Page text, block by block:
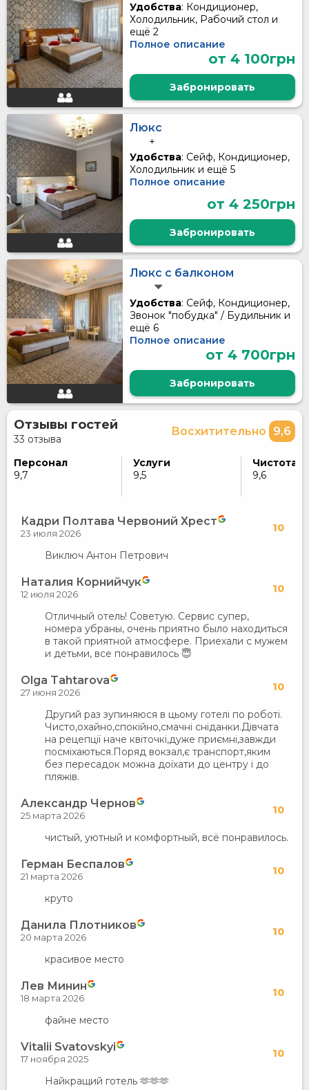
Удобства: Кондиционер,
Холодильник, Рабочий стол и
ещё 2
Полное описание
от 4 100грн
Забронировать
Люкс
+
Удобства: Сейф, Кондиционер,
Холодильник и ещё 5
Полное описание
от 4 250грн
Забронировать
Люкс c балконом
Удобства: Сейф, Кондиционер,
Звонок "побудка" / Будильник и
ещё 6
Полное описание
от 4 700грн
Забронировать
Отзывы гостей
33 отзыва
Восхитительно 9,6
Персонал
9,7
Услуги
9,5
Чистота
9,6
Кадри Полтава Червоний Хрест 10
23 июля 2026
Виключ Антон Петрович
Наталия Корнийчук 10
12 июля 2026
Отличный отель! Советую. Сервис супер,
номера убраны, очень приятно было находиться
в такой приятной атмосфере. Приехали с мужем
и детьми, все понравилось 😇
Olga Tahtarova 10
27 июня 2026
Другий раз зупиняюся в цьому готелі по роботі.
Чисто,охайно,спокійно,смачні сніданки.Дівчата
на рецепції наче квіточкі,дуже приємні,завжди
посміхаються.Поряд вокзал,є транспорт,яким
без пересадок можна доїхати до центру і до
пляжів.
Александр Чернов 10
25 марта 2026
чистый, уютный и комфортный, всё понравилось.
Герман Беспалов 10
21 марта 2026
круто
Данила Плотников 10
20 марта 2026
красивое место
Лев Минин 10
18 марта 2026
файне место
Vitalii Svatovskyi 10
17 ноября 2025
Найкращий готель 🫶🫶🫶